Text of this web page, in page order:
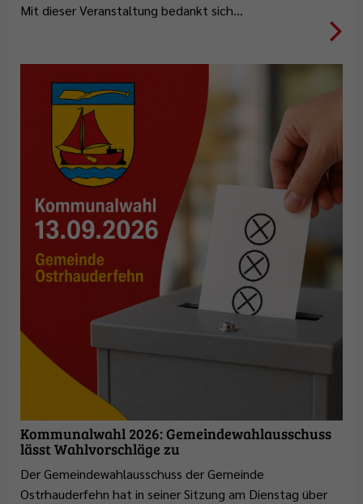
Mit dieser Veranstaltung bedankt sich…
Kommunalwahl 2026: Gemeindewahlausschuss
lässt Wahlvorschläge zu
Der Gemeindewahlausschuss der Gemeinde
Ostrhauderfehn hat in seiner Sitzung am Dienstag über